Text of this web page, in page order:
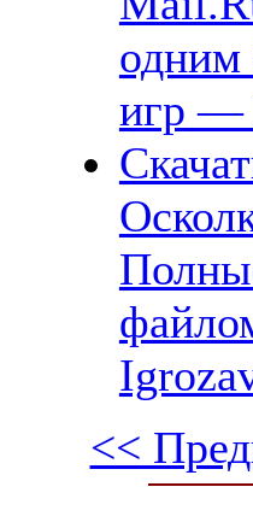
одним
игр —
<<